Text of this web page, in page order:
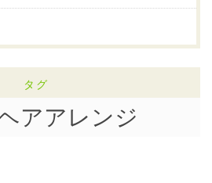
タグ
アアレンジ